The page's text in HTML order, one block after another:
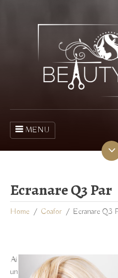
MENU
Ecranare Q3 Par
Home Coafor Ecranare Q3
Ai
un